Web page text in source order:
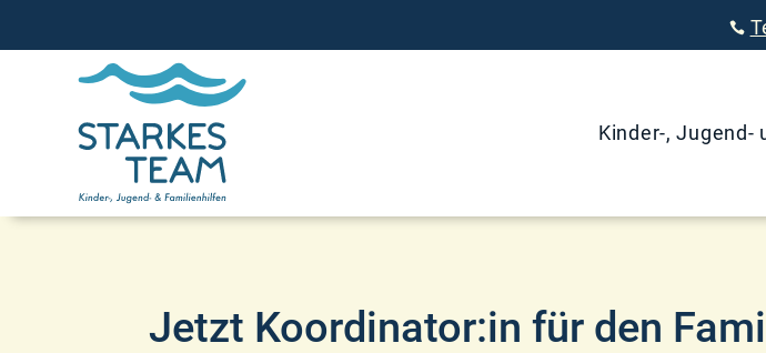

Kinder-, Jugend-
Jetzt Koordinator:in für den